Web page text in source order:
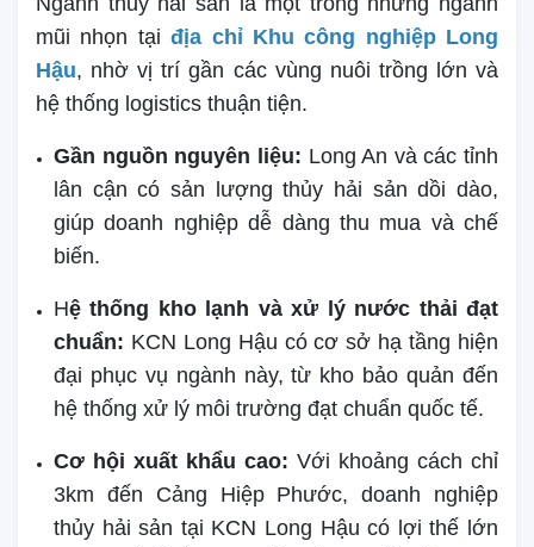
mũi nhọn tạiđịa chỉ Khu công nghiệp Long
Hậu, nhờ vị trí gần các vùng nuôi trồng lớn và
hệ thống logistics thuận tiện.
Gần nguồn nguyên liệu: Long An và các tỉnh
lân cận có sản lượng thủy hải sản dồi dào,
giúp doanh nghiệp dễ dàng thu mua và chế
biến.
Hệ thống kho lạnh và xử lý nước thải đạt
chuẩn: KCN Long Hậu có cơ sở hạ tầng hiện
đại phục vụ ngành này, từ kho bảo quản đến
hệ thống xử lý môi trường đạt chuẩn quốc tế.
Cơ hội xuất khẩu cao: Với khoảng cách chỉ
3km đến Cảng Hiệp Phước, doanh nghiệp
thủy hải sản tại KCN Long Hậu có lợi thế lớn